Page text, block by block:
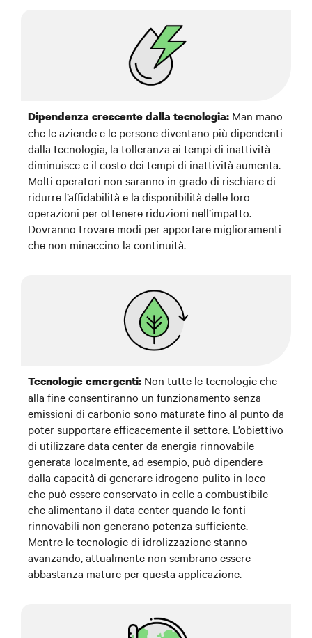
Dipendenza crescente dalla tecnologia: Man mano
che le aziende e le persone diventano più dipendenti
dalla tecnologia, la tolleranza ai tempi di inattività
diminuisce e il costo dei tempi di inattività aumenta.
Molti operatori non saranno in grado di rischiare di
ridurre l’affidabilità e la disponibilità delle loro
operazioni per ottenere riduzioni nell’impatto.
Dovranno trovare modi per apportare miglioramenti
che non minaccino la continuità.
Tecnologie emergenti: Non tutte le tecnologie che
alla fine consentiranno un funzionamento senza
emissioni di carbonio sono maturate fino al punto da
poter supportare efficacemente il settore. L’obiettivo
di utilizzare data center da energia rinnovabile
generata localmente, ad esempio, può dipendere
dalla capacità di generare idrogeno pulito in loco
che può essere conservato in celle a combustibile
che alimentano il data center quando le fonti
rinnovabili non generano potenza sufficiente.
Mentre le tecnologie di idrolizzazione stanno
avanzando, attualmente non sembrano essere
abbastanza mature per questa applicazione.